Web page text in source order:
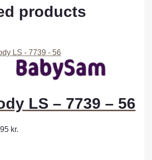
products
LS – 7739 – 56
kr.